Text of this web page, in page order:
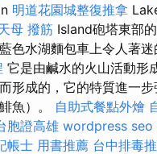
明道花園城整復推拿
母 撥筋 Island砲塔東部
色水湖麵包車上令人著迷
它是由鹹水的火山活動形
形成的，它的特質進一步
魚）。 自助式餐點外燴
胞證高雄 wordpress seo
帳士 用書推薦 台中排毒